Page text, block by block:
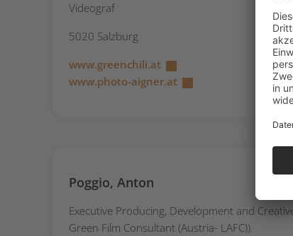
Videograf
5020 Salzburg
www.greenchili.at
www.photo-aigner.at
Poggio, Anton
Executive Producing, Development and
Green Film Consultant (Austria- LAFC)).